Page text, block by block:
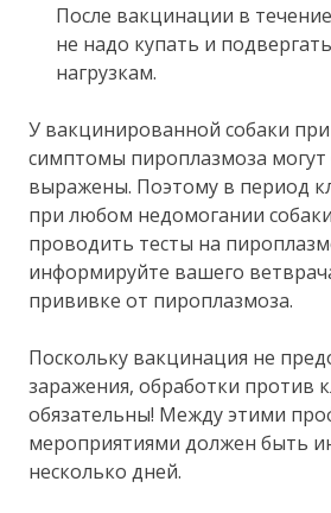
После вакцинации в
не надо купать и
нагрузкам.
У вакцинированной собаки
симптомы пироплазмоза могут
выражены. Поэтому в период
при любом недомогании
проводить тесты на
информируйте вашего
прививке от пироплазмоза.
Поскольку вакцинация не
заражения, обработки против
обязательны! Между этими
мероприятиями должен быть
несколько дней.